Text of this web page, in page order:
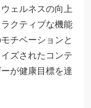
ェルネスの向上
クティブな機能
チベーションと
ズされたコンテ
が健康目標を達